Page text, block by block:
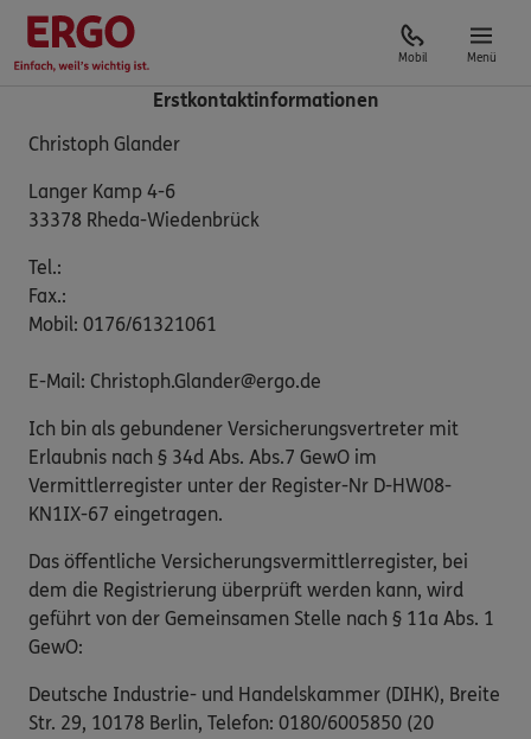
Mobil Menü
Erstkontaktinformationen
Christoph Glander
Langer Kamp 4-6
33378 Rheda-Wiedenbrück
Tel.:
Fax.:
Mobil: 0176/61321061
E-Mail: Christoph.Glander@ergo.de
Ich bin als gebundener Versicherungsvertreter mit
Erlaubnis nach § 34d Abs. Abs.7 GewO im
Vermittlerregister unter der Register-Nr D-HW08-
KN1IX-67 eingetragen.
Das öffentliche Versicherungsvermittlerregister, bei
dem die Registrierung überprüft werden kann, wird
geführt von der Gemeinsamen Stelle nach § 11a Abs. 1
GewO:
Deutsche Industrie- und Handelskammer (DIHK), Breite
Str. 29, 10178 Berlin, Telefon: 0180/6005850 (20